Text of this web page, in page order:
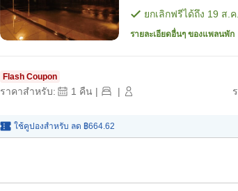
ยกเลิกฟรีได้ถึง 19 ส.ค.
รายละเอียดอื่นๆ ของแพลนพัก
Flash Coupon
ราคาสำหรับ: 1 คืน | |
ใช้คูปองสำหรับ ลด ฿664.62